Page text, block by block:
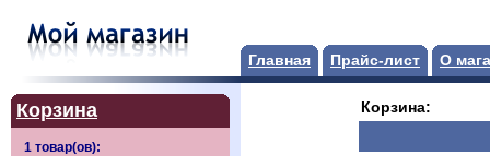
Главная Прайс-лист О
Корзина Корзина: